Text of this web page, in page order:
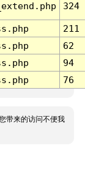
324
211
62
94
76
带来的访问不便我